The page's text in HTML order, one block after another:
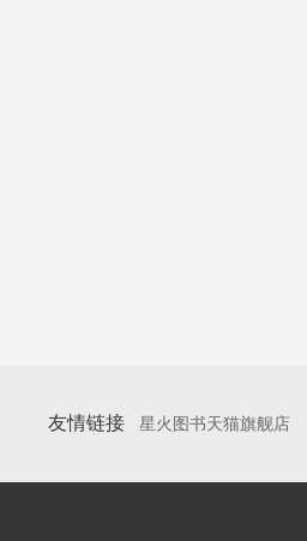
友情链接 星火图书天猫旗舰店